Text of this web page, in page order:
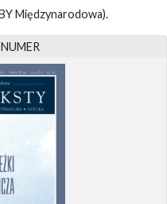
Międzynarodowa).